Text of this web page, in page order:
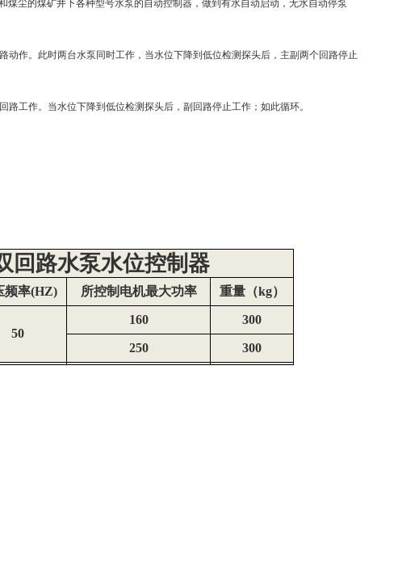
尘的煤矿井下各种型号水泵的自动控制器，做到有水自动启动，无水自动停泵
作。此时两台水泵同时工作，当水位下降到低位检测探头后，主副两个回路停止
工作。当水位下降到低位检测探头后，副回路停止工作；如此循环。
回路水泵水位控制器
频率(HZ) 所控制电机最大功率 重量（kg）
50
160 300
250 300